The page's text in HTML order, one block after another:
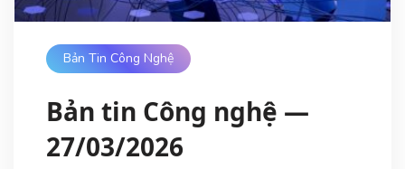
Bản Tin Công Nghệ
Bản tin Công nghệ —
27/03/2026